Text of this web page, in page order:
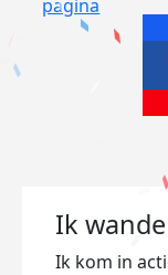
pagina
Ik
Ik kom in